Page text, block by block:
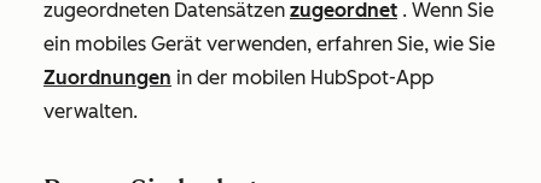
zugeordneten Datensätzen zugeordnet . Wenn Sie
ein mobiles Gerät verwenden, erfahren Sie, wie Sie
Zuordnungen in der mobilen HubSpot-App
verwalten.